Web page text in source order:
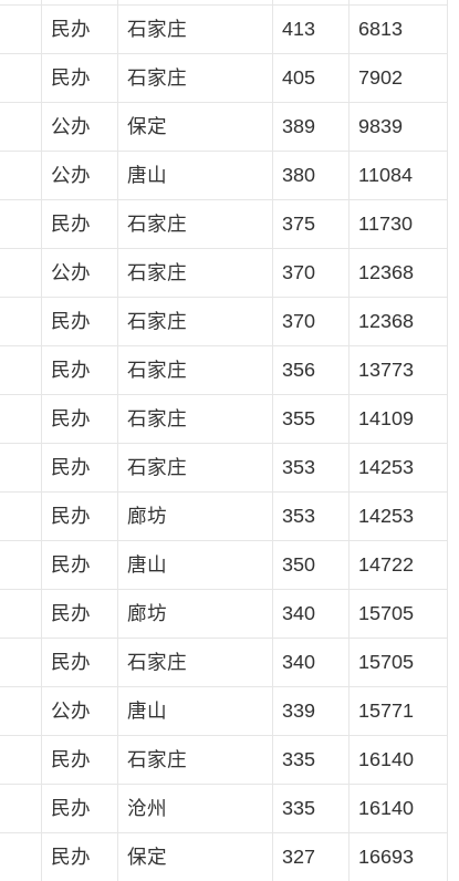
民办 石家庄 413 6813
民办 石家庄 405 7902
公办 保定 389 9839
公办 唐山 380 11084
民办 石家庄 375 11730
公办 石家庄 370 12368
民办 石家庄 370 12368
民办 石家庄 356 13773
民办 石家庄 355 14109
民办 石家庄 353 14253
民办 廊坊 353 14253
民办 唐山 350 14722
民办 廊坊 340 15705
民办 石家庄 340 15705
公办 唐山 339 15771
民办 石家庄 335 16140
民办 沧州 335 16140
民办 保定 327 16693